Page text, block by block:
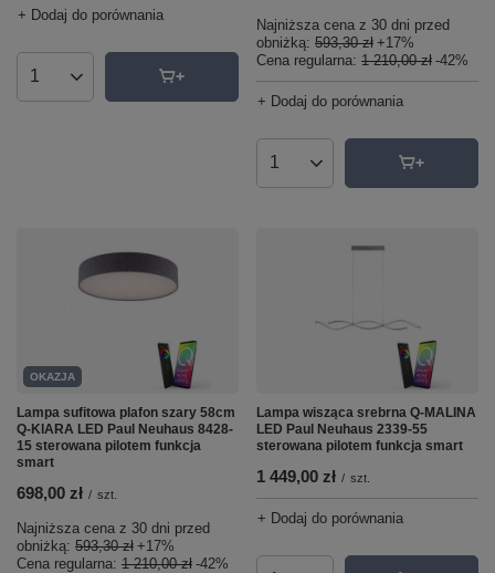
+ Dodaj do porównania
Ilość produktów
Najniższa cena z 30 dni przed
obniżką: 593,30 zł +17%
Cena regularna: 1 210,00 zł -42%
+ Dodaj do porównania
Ilość produktów
OKAZJA
Lampa sufitowa plafon szary 58cm
Q-KIARA LED Paul Neuhaus 8428-
15 sterowana pilotem funkcja
smart
698,00 zł / szt.
Najniższa cena z 30 dni przed
obniżką: 593,30 zł +17%
Cena regularna: 1 210,00 zł -42%
Lampa wisząca srebrna Q-MALINA
LED Paul Neuhaus 2339-55
sterowana pilotem funkcja smart
1 449,00 zł / szt.
+ Dodaj do porównania